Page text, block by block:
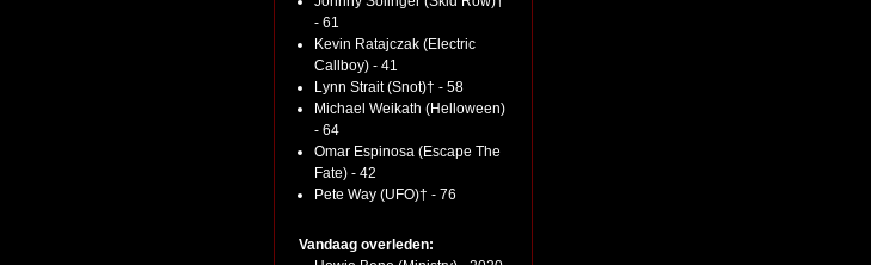
- 61
Kevin Ratajczak (Electric
Callboy) - 41
Lynn Strait (Snot)† - 58
Michael Weikath (Helloween)
- 64
Omar Espinosa (Escape The
Fate) - 42
Pete Way (UFO)† - 76
Vandaag overleden: